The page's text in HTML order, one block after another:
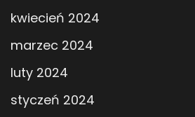
kwiecień 2024
marzec 2024
luty 2024
styczeń 2024